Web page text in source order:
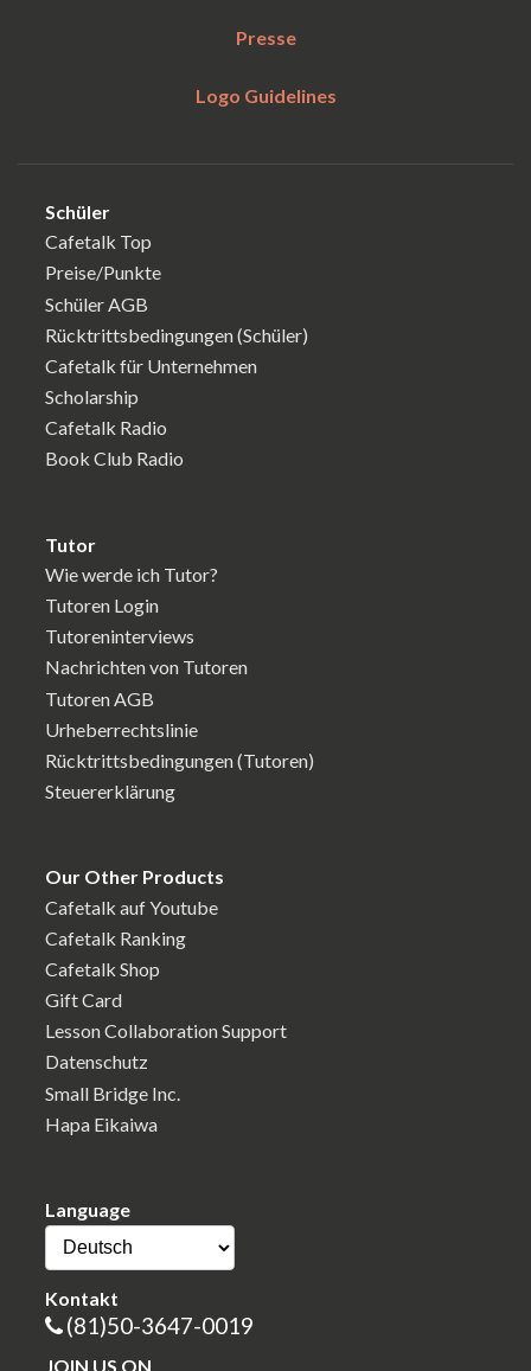
Presse
Logo Guidelines
Schüler
Cafetalk Top
Preise/Punkte
Schüler AGB
Rücktrittsbedingungen (Schüler)
Cafetalk für Unternehmen
Scholarship
Cafetalk Radio
Book Club Radio
Tutor
Wie werde ich Tutor?
Tutoren Login
Tutoreninterviews
Nachrichten von Tutoren
Tutoren AGB
Urheberrechtslinie
Rücktrittsbedingungen (Tutoren)
Steuererklärung
Our Other Products
Cafetalk auf Youtube
Cafetalk Ranking
Cafetalk Shop
Gift Card
Lesson Collaboration Support
Datenschutz
Small Bridge Inc.
Hapa Eikaiwa
Language
Kontakt
(81)50-3647-0019
JOIN US ON